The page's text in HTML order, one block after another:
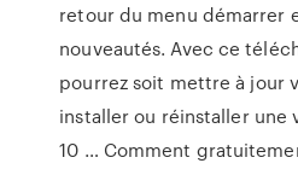
retour du menu démarrer
nouveautés. Avec ce
pourrez soit mettre à jour
installer ou réinstaller une
10 … Comment